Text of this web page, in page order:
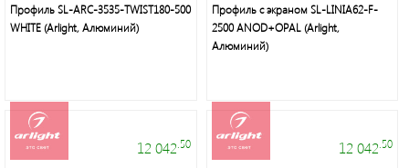
Профиль SL-ARC-3535-TWIST180-500
WHITE (Arlight, Алюминий)
Профиль с экраном SL-LINIA62-F-
2500 ANOD+OPAL (Arlight,
Алюминий)
12 042 .50 12 042 .50